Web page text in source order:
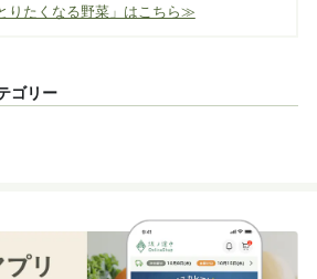
りたくなる野菜」はこちら≫
ゴリー